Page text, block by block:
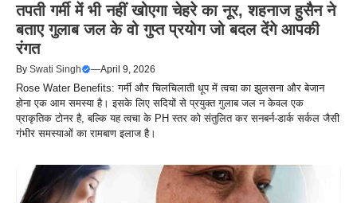
तपती गर्मी में भी नहीं खोएगा चेहरे का नूर, शहनाज हुसैन ने
बताए गुलाब जल के वो गुप्त प्रयोग जो बदल देंगे आपकी
रंगत
By Swati Singh —April 9, 2026
Rose Water Benefits: गर्मी और चिलचिलाती धूप में त्वचा का झुलसना और बेजान
होना एक आम समस्या है। इसके लिए सदियों से प्रयुक्त गुलाब जल न केवल एक
प्राकृतिक टोनर है, बल्कि यह त्वचा के PH स्तर को संतुलित कर सनबर्न-डार्क सर्कल जैसी
गंभीर समस्याओं का रामबाण इलाज है।